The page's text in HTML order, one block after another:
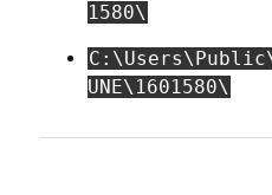
1580\
UNE\1601580\